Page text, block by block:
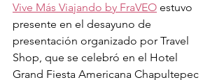
Vive Más Viajando by FraVEO estuvo
presente en el desayuno de
presentación organizado por Travel
Shop, que se celebró en el Hotel
Grand Fiesta Americana Chapultepec